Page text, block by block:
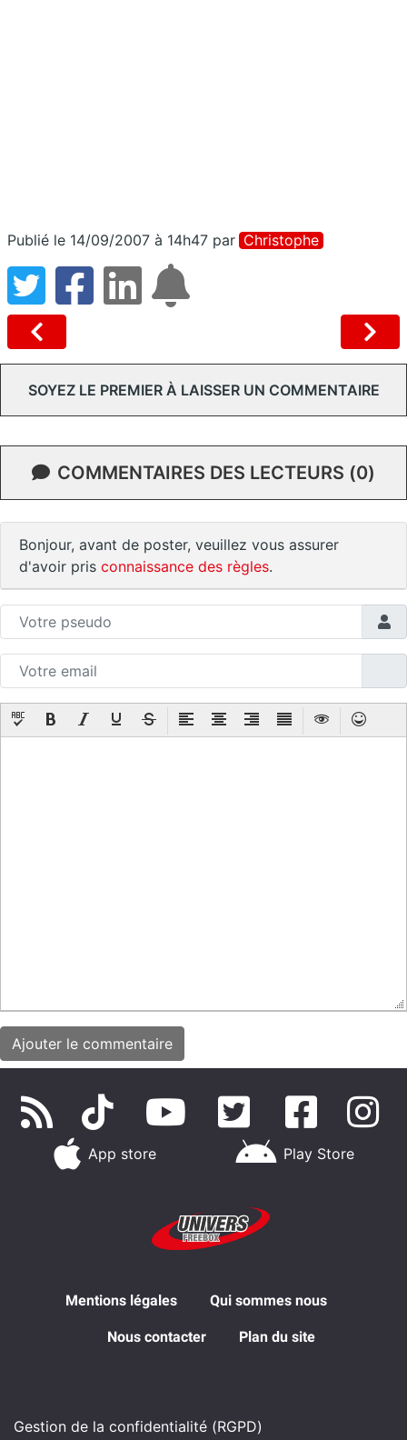
Publié le 14/09/2007 à 14h47 par Christophe
SOYEZ LE PREMIER À LAISSER UN COMMENTAIRE
COMMENTAIRES DES LECTEURS (0)
Bonjour, avant de poster, veuillez vous assurer
d'avoir pris connaissance des règles.
App store Play Store
Mentions légales Qui sommes nous
Nous contacter Plan du site
Gestion de la confidentialité (RGPD)